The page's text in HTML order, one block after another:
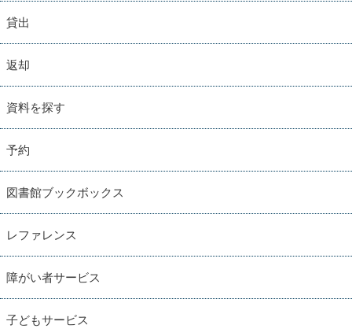
貸出
返却
資料を探す
予約
図書館ブックボックス
レファレンス
障がい者サービス
子どもサービス